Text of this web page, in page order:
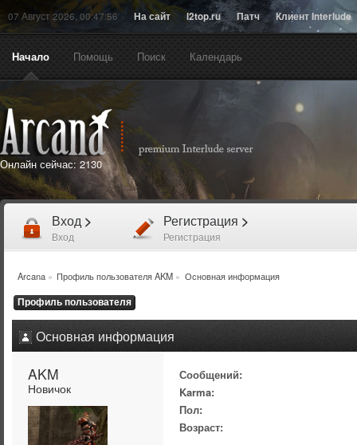
07 Август 2026, 00:47:56 На сайт l2top.ru Патч Клиент Interlude
Начало Помощь Поиск Календарь
Онлайн сейчас: 2130
Вход >
Вход
Регистрация >
Регистрация
Arcana» Профиль пользователя AKM » Основная информация
Профиль пользователя
Основная информация
AKM
Новичок
Сообщений:
Karma:
Пол:
Возраст: